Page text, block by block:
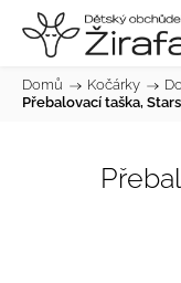
Domů / Kočárky /
Přebalovací taška, Stars